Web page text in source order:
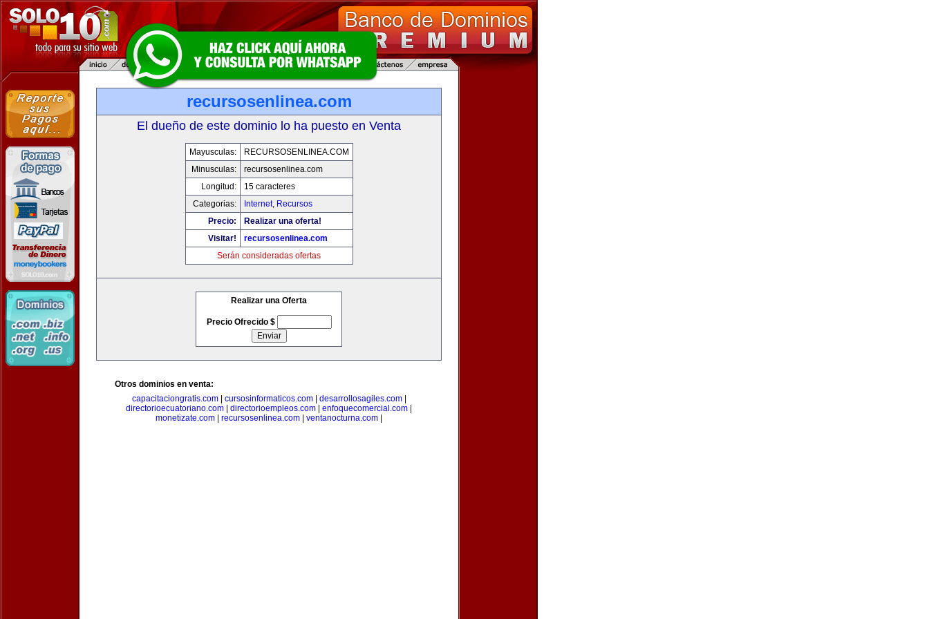
recursosenlinea.com
El dueño de este dominio lo ha puesto en Venta
Mayusculas:
RECURSOSENLINEA.COM
Minusculas:
recursosenlinea.com
Longitud:
15 caracteres
Categorias:
Internet, Recursos
Precio:
Realizar una oferta!
Visitar!
recursosenlinea.com
Serán consideradas ofertas
Realizar una Oferta
Precio Ofrecido $
Otros dominios en venta:
capacitaciongratis.com| cursosinformaticos.com| desarrollosagiles.com|
directorioecuatoriano.com
directorioempleos.com enfoquecomercial.com
monetizate.com
recursosenlinea.com ventanocturna.com